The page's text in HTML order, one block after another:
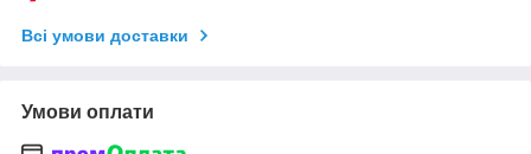
Всі умови доставки
Умови оплати